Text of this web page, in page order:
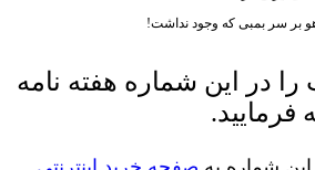
این شماره هفته نامه